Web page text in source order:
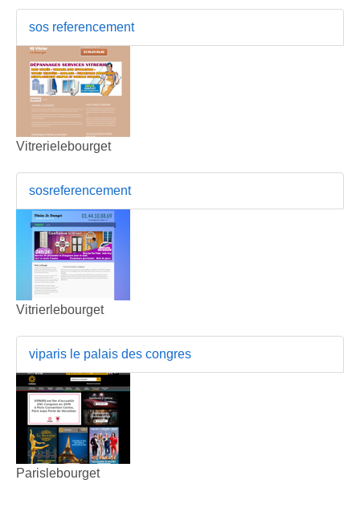
sos referencement
Vitrerielebourget
sosreferencement
Vitrierlebourget
viparis le palais des congres
Parislebourget